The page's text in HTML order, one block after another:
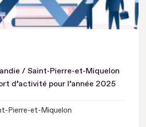
/ Saint-Pierre-et-Miquelon
d’activité pour l’année 2025
Pierre-et-Miquelon